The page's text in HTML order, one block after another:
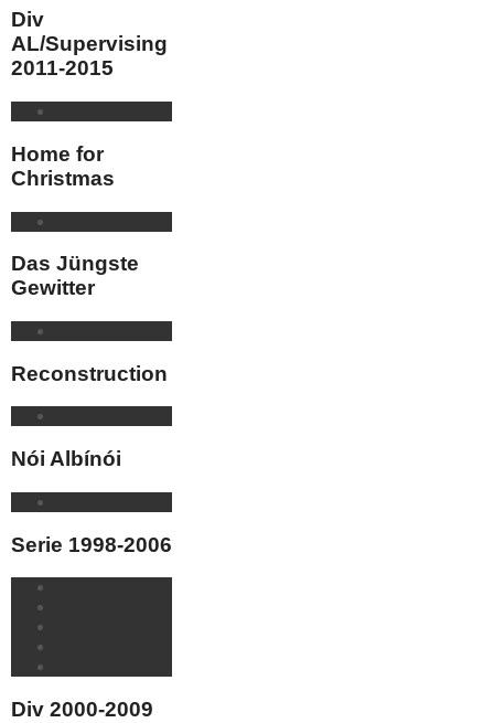
Div
AL/Supervising
2011-2015
Home for
Christmas
Das Jüngste
Gewitter
Reconstruction
Nói Albínói
Serie 1998-2006
Div 2000-2009